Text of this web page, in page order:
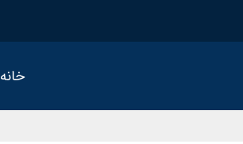
خانه